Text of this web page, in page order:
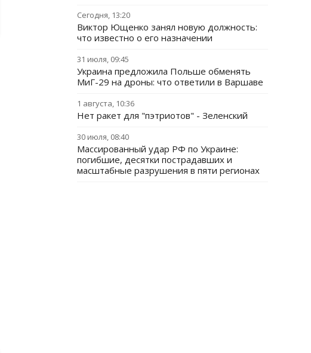
Сегодня, 13:20
Виктор Ющенко занял новую должность:
что известно о его назначении
31 июля, 09:45
Украина предложила Польше обменять
МиГ-29 на дроны: что ответили в Варшаве
1 августа, 10:36
Нет ракет для "пэтриотов" - Зеленский
30 июля, 08:40
Массированный удар РФ по Украине:
погибшие, десятки пострадавших и
масштабные разрушения в пяти регионах